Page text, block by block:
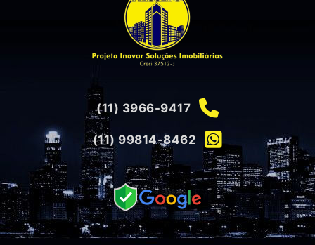
(11) 3966-9417
(11) 99814-8462